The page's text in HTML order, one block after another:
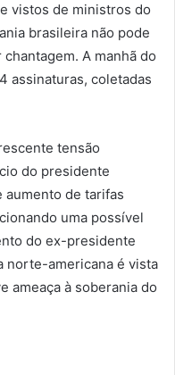
vistos de ministros do
brasileira não pode
A manhã do
assinaturas, coletadas
tensão
do presidente
aumento de tarifas
uma possível
do ex-presidente
norte-americana é vista
ameaça à soberania do